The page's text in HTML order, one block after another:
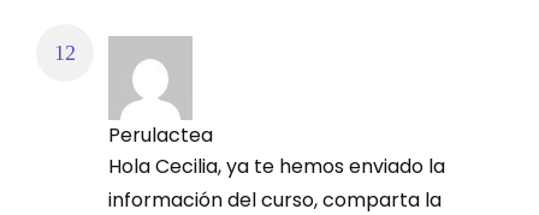
Perulactea
Hola Cecilia, ya te hemos enviado la
información del curso, comparta la